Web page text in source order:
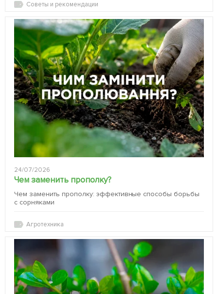
Советы и рекомендации
24/07/2026
Чем заменить прополку?
Чем заменить прополку: эффективные способы борьбы
с сорняками
Агротехника